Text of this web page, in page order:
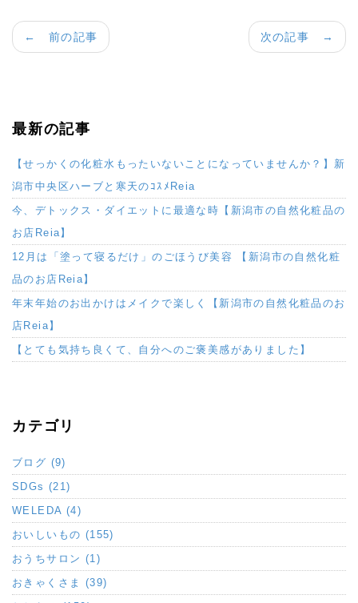
次の記事 →
← 前の記事
最新の記事
【せっかくの化粧水もったいないことになっていませんか？】新
潟市中央区ハーブと寒天のｺｽﾒReia
今、デトックス・ダイエットに最適な時【新潟市の自然化粧品の
お店Reia】
12月は「塗って寝るだけ」のごほうび美容 【新潟市の自然化粧
品のお店Reia】
年末年始のお出かけはメイクで楽しく【新潟市の自然化粧品のお
店Reia】
【とても気持ち良くて、自分へのご褒美感がありました】
カテゴリ
ブログ (9)
SDGs (21)
WELEDA (4)
おいしいもの (155)
おうちサロン (1)
おきゃくさま (39)